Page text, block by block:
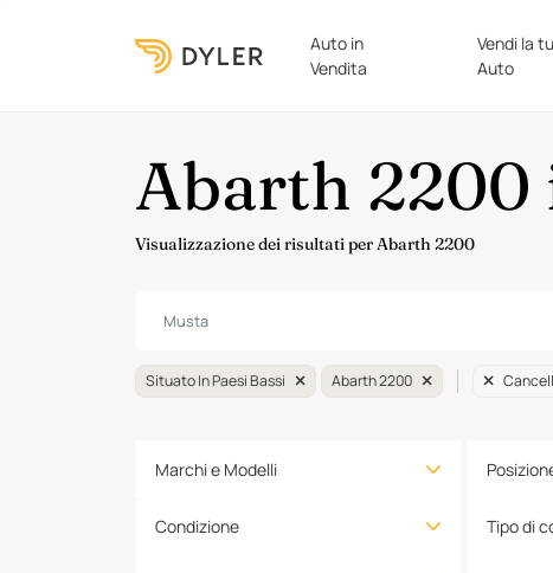
Auto in
Vendita
Vendi la
Auto
Abarth 2200
Visualizzazione dei risultati per Abarth 2200
Situato In Paesi Bassi Abarth 2200
Marchi e Modelli
Condizione Tipo di